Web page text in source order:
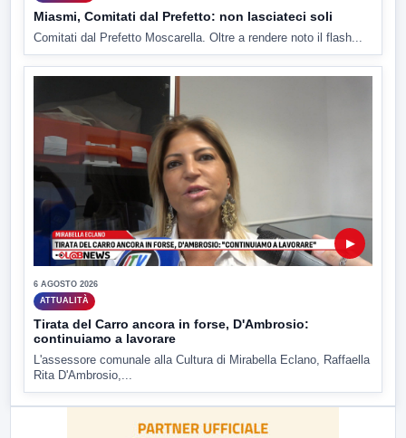
Miasmi, Comitati dal Prefetto: non lasciateci soli
Comitati dal Prefetto Moscarella. Oltre a rendere noto il flash...
▶
6 AGOSTO 2026
ATTUALITÀ
Tirata del Carro ancora in forse, D'Ambrosio:
continuiamo a lavorare
L'assessore comunale alla Cultura di Mirabella Eclano, Raffaella
Rita D'Ambrosio,...